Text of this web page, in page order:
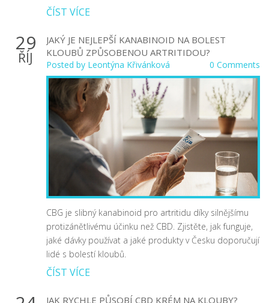
ČÍST VÍCE
29
ŘÍJ
JAKÝ JE NEJLEPŠÍ KANABINOID NA BOLEST
KLOUBŮ ZPŮSOBENOU ARTRITIDOU?
Posted by Leontýna Křivánková 0 Comments
CBG je slibný kanabinoid pro artritidu díky silnějšímu
protizánětlivému účinku než CBD. Zjistěte, jak funguje,
jaké dávky používat a jaké produkty v Česku doporučují
lidé s bolestí kloubů.
ČÍST VÍCE
JAK RYCHLE PŮSOBÍ CBD KRÉM NA KLOUBY?